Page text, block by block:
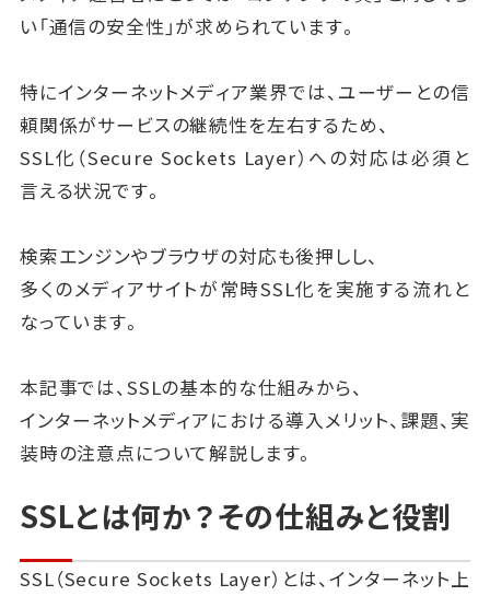
い「通信の安全性」が求められています。
特にインターネットメディア業界では、ユーザーとの信
頼関係がサービスの継続性を左右するため、
SSL化（Secure Sockets Layer）への対応は必須と
言える状況です。
検索エンジンやブラウザの対応も後押しし、
多くのメディアサイトが常時SSL化を実施する流れと
なっています。
本記事では、SSLの基本的な仕組みから、
インターネットメディアにおける導入メリット、課題、実
装時の注意点について解説します。
SSLとは何か？その仕組みと役割
SSL（Secure Sockets Layer）とは、インターネット上